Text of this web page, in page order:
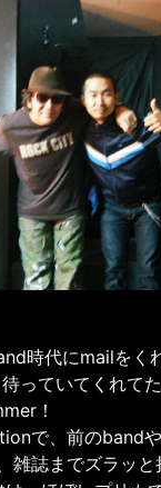
時代にmailをく
っていてくれてた
！
で、前のband
雑誌までズラッと